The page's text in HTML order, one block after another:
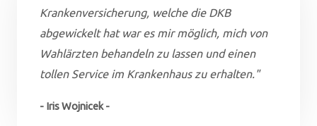
Krankenversicherung, welche die DKB
abgewickelt hat war es mir möglich, mich von
Wahlärzten behandeln zu lassen und einen
tollen Service im Krankenhaus zu erhalten."
- Iris Wojnicek -